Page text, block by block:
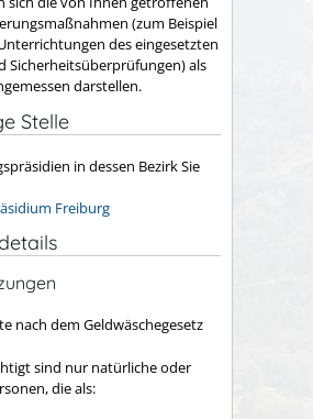
(zum Beispiel
des eingesetzten
Sicherheitsüberprüfungen) als
darstellen.
Stelle
in dessen Bezirk Sie
Freiburg
nach dem Geldwäschegesetz
sind nur natürliche oder
die als: